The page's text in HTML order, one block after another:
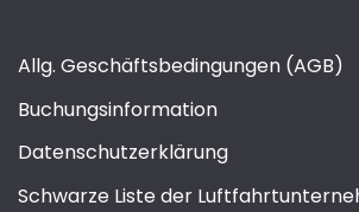
Allg. Geschäftsbedingungen (AGB)
Buchungsinformation
Datenschutzerklärung
Schwarze Liste der